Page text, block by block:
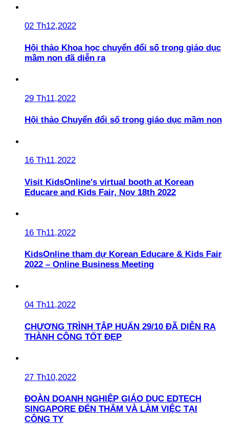
02 Th12,2022
Hội thảo Khoa học chuyển đổi số trong giáo dục
mầm non đã diễn ra
29 Th11,2022
Hội thảo Chuyển đổi số trong giáo dục mầm non
16 Th11,2022
Visit KidsOnline's virtual booth at Korean
Educare and Kids Fair, Nov 18th 2022
16 Th11,2022
KidsOnline tham dự Korean Educare & Kids Fair
2022 – Online Business Meeting
04 Th11,2022
CHƯƠNG TRÌNH TẬP HUẤN 29/10 ĐÃ DIỄN RA
THÀNH CÔNG TỐT ĐẸP
27 Th10,2022
ĐOÀN DOANH NGHIỆP GIÁO DỤC EDTECH
SINGAPORE ĐẾN THĂM VÀ LÀM VIỆC TẠI
CÔNG TY